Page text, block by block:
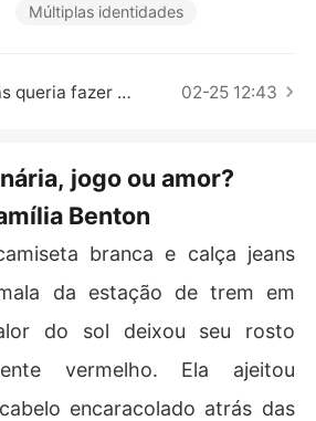
com ciúmes. O que eles não sa
garota comum era na verda
seus segredos foram revelados u
pai é o homem mais rico do mund
Múltiplas identidades
Capítulo 604 Apenas queria fazer uma brincadeira, 02-25 12:43
jogo ou amor?
Benton
branca e calça jeans
da estação de trem em
do sol deixou seu rosto
vermelho. Ela ajeitou
encaracolado atrás das